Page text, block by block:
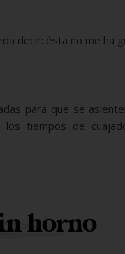
decir: ésta no me ha
para que se
tiempos de
horno